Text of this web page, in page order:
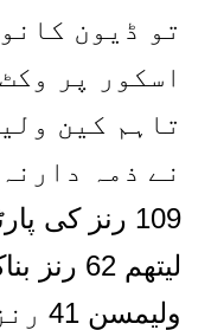
تو ڈیون
اسکور پر
تاہم کین
نے ذمہ
109 رنز کی
لیتھم
ولیمسن 41 رنز بناکر آؤٹ ہوئے۔